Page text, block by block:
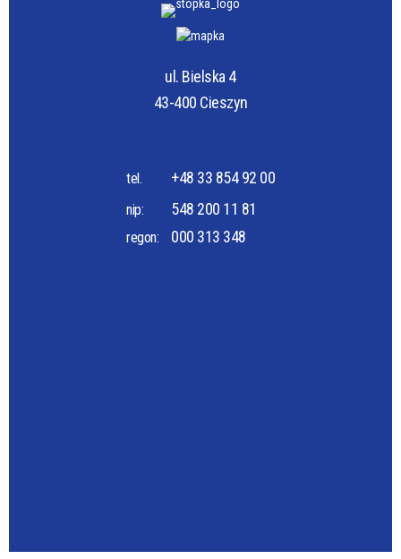
ul. Bielska 4
43-400 Cieszyn
tel. +48 33 854 92 00
nip: 548 200 11 81
regon: 000 313 348